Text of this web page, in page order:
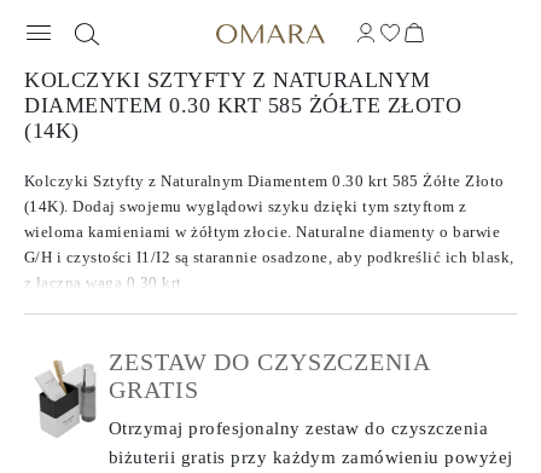
KOLCZYKI SZTYFTY Z NATURALNYM
DIAMENTEM 0.30 KRT 585 ŻÓŁTE ZŁOTO
(14K)
Kolczyki Sztyfty z Naturalnym Diamentem 0.30 krt 585 Żółte Złoto
(14K). Dodaj swojemu wyglądowi szyku dzięki tym sztyftom z
wieloma kamieniami w żółtym złocie. Naturalne diamenty o barwie
G/H i czystości I1/I2 są starannie osadzone, aby podkreślić ich blask,
z łączną wagą 0.30 krt.
ZESTAW DO CZYSZCZENIA
GRATIS
Otrzymaj profesjonalny zestaw do czyszczenia
biżuterii gratis przy każdym zamówieniupowyżej